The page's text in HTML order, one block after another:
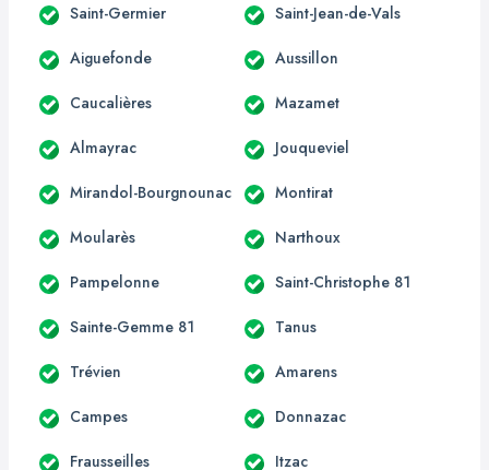
Saint-Germier Saint-Jean-de-Vals
Aiguefonde Aussillon
Caucalières Mazamet
Almayrac Jouqueviel
Mirandol-Bourgnounac Montirat
Moularès Narthoux
Pampelonne Saint-Christophe 81
Sainte-Gemme 81 Tanus
Trévien Amarens
Campes Donnazac
Frausseilles Itzac